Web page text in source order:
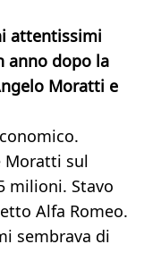
attentissimi
anno dopo la
Moratti e
Moratti sul
milioni. Stavo
Alfa Romeo.
sembrava di